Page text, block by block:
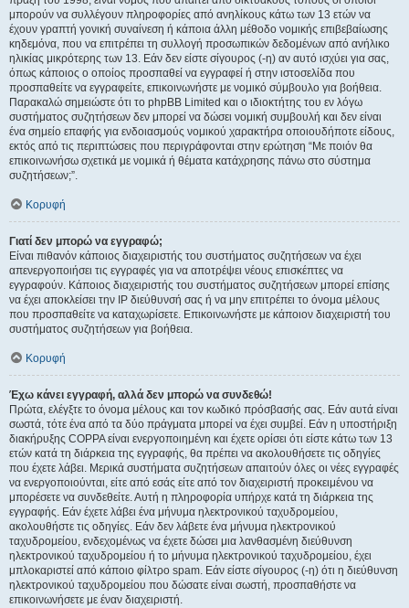
μπορούν να συλλέγουν πληροφορίες από ανηλίκους κάτω των 13 ετών να
έχουν γραπτή γονική συναίνεση ή κάποια άλλη μέθοδο νομικής επιβεβαίωσης
κηδεμόνα, που να επιτρέπει τη συλλογή προσωπικών δεδομένων από ανήλικο
ηλικίας μικρότερης των 13. Εάν δεν είστε σίγουρος (-η) αν αυτό ισχύει για σας,
όπως κάποιος ο οποίος προσπαθεί να εγγραφεί ή στην ιστοσελίδα που
προσπαθείτε να εγγραφείτε, επικοινωνήστε με νομικό σύμβουλο για βοήθεια.
Παρακαλώ σημειώστε ότι το phpBB Limited και ο ιδιοκτήτης του εν λόγω
συστήματος συζητήσεων δεν μπορεί να δώσει νομική συμβουλή και δεν είναι
ένα σημείο επαφής για ενδοιασμούς νομικού χαρακτήρα οποιουδήποτε είδους,
εκτός από τις περιπτώσεις που περιγράφονται στην ερώτηση “Με ποιόν θα
επικοινωνήσω σχετικά με νομικά ή θέματα κατάχρησης πάνω στο σύστημα
συζητήσεων;”.
Κορυφή
Γιατί δεν μπορώ να εγγραφώ;
Είναι πιθανόν κάποιος διαχειριστής του συστήματος συζητήσεων να έχει
απενεργοποιήσει τις εγγραφές για να αποτρέψει νέους επισκέπτες να
εγγραφούν. Κάποιος διαχειριστής του συστήματος συζητήσεων μπορεί επίσης
να έχει αποκλείσει την IP διεύθυνσή σας ή να μην επιτρέπει το όνομα μέλους
που προσπαθείτε να καταχωρίσετε. Επικοινωνήστε με κάποιον διαχειριστή του
συστήματος συζητήσεων για βοήθεια.
Κορυφή
Έχω κάνει εγγραφή, αλλά δεν μπορώ να συνδεθώ!
Πρώτα, ελέγξτε το όνομα μέλους και τον κωδικό πρόσβασής σας. Εάν αυτά είναι
σωστά, τότε ένα από τα δύο πράγματα μπορεί να έχει συμβεί. Εάν η υποστήριξη
διακήρυξης COPPA είναι ενεργοποιημένη και έχετε ορίσει ότι είστε κάτω των 13
ετών κατά τη διάρκεια της εγγραφής, θα πρέπει να ακολουθήσετε τις οδηγίες
που έχετε λάβει. Μερικά συστήματα συζητήσεων απαιτούν όλες οι νέες εγγραφές
να ενεργοποιούνται, είτε από εσάς είτε από τον διαχειριστή προκειμένου να
μπορέσετε να συνδεθείτε. Αυτή η πληροφορία υπήρχε κατά τη διάρκεια της
εγγραφής. Εάν έχετε λάβει ένα μήνυμα ηλεκτρονικού ταχυδρομείου,
ακολουθήστε τις οδηγίες. Εάν δεν λάβετε ένα μήνυμα ηλεκτρονικού
ταχυδρομείου, ενδεχομένως να έχετε δώσει μια λανθασμένη διεύθυνση
ηλεκτρονικού ταχυδρομείου ή το μήνυμα ηλεκτρονικού ταχυδρομείου, έχει
μπλοκαριστεί από κάποιο φίλτρο spam. Εάν είστε σίγουρος (-η) ότι η διεύθυνση
ηλεκτρονικού ταχυδρομείου που δώσατε είναι σωστή, προσπαθήστε να
επικοινωνήσετε με έναν διαχειριστή.